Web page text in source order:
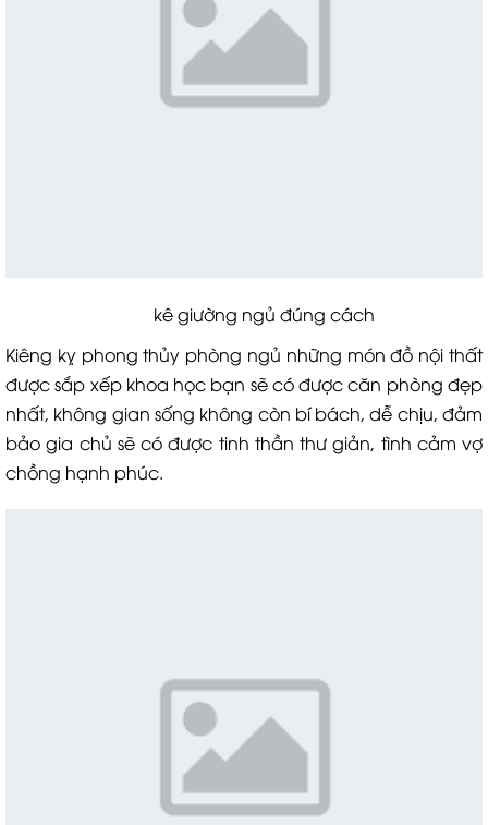
kê giường ngủ đúng cách
Kiêng kỵ phong thủy phòng ngủ những món đồ nội thất
được sắp xếp khoa học bạn sẽ có được căn phòng đẹp
nhất, không gian sống không còn bí bách, dễ chịu, đảm
bảo gia chủ sẽ có được tinh thần thư giản, tình cảm vợ
chồng hạnh phúc.